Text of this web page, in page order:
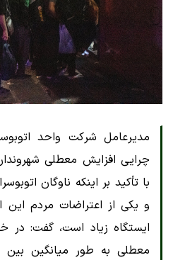
مدیرعامل شرکت واحد
چرایی افزایش معطلی
و یکی از اعتراضات مردم
ایستگاه زیاد است، گفت: در